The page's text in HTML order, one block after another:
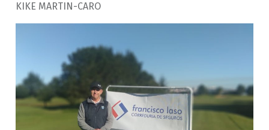
KIKE MARTIN-CARO